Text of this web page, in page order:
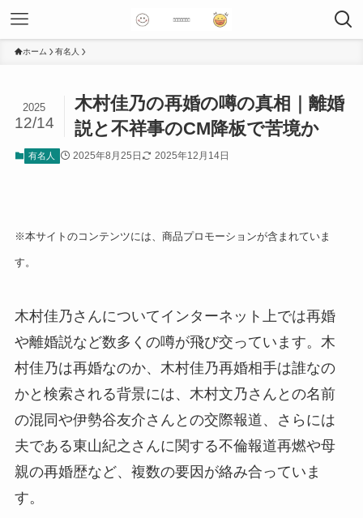
ホーム 有名人
木村佳乃の再婚の噂の真相｜離婚
説と不祥事のCM降板で苦境か
2025
12/14
有名人 2025年8月25日 2025年12月14日
※本サイトのコンテンツには、商品プロモーションが含まれていま
す。
木村佳乃さんについてインターネット上では再婚
や離婚説など数多くの噂が飛び交っています。木
村佳乃は再婚なのか、木村佳乃再婚相手は誰なの
かと検索される背景には、木村文乃さんとの名前
の混同や伊勢谷友介さんとの交際報道、さらには
夫である東山紀之さんに関する不倫報道再燃や母
親の再婚歴など、複数の要因が絡み合っていま
す。